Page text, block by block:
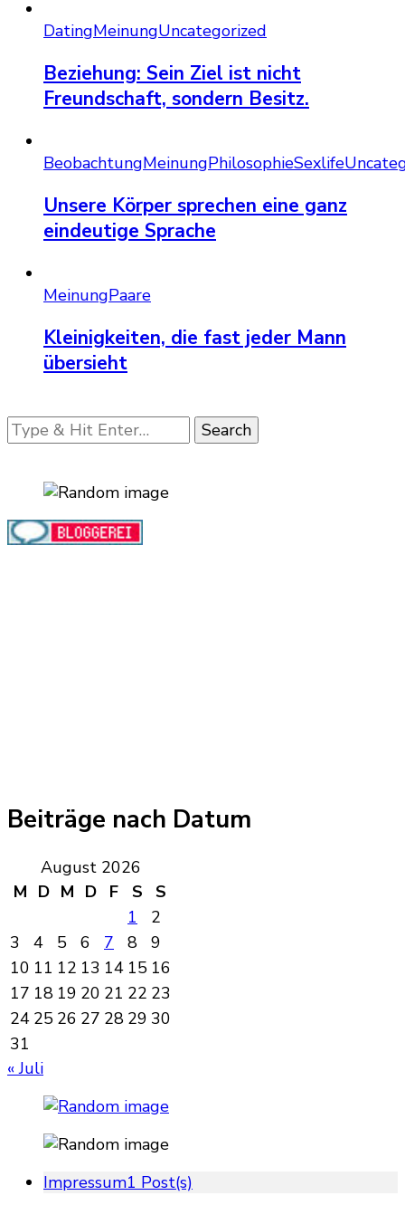
DatingMeinungUncategorized
Beziehung: Sein Ziel ist nicht
Freundschaft, sondern Besitz.
BeobachtungMeinungPhilosophieSexlife
Unsere Körper sprechen eine ganz
eindeutige Sprache
MeinungPaare
Kleinigkeiten, die fast jeder Mann
übersieht
Looking
for
Beiträge nach Datum
August 2026
M D M D F S
S
1
2
3
4 5 6 7 8
9
10 11 12 13 14 15 16
17 18 19 20 21 22 23
24 25 26 27 28 29 30
31
« Juli
Impressum1 Post(s)